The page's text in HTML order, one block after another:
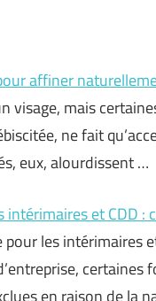
affiner
visage, mais
ne fait
eux, alourdissent …
et CDD :
pour les